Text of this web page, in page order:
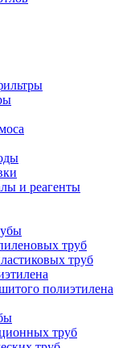
и реагенты
труб
труб
полиэтилена
труб